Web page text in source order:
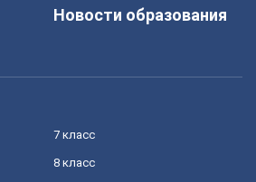
Новости образования
7 класс
8 класс